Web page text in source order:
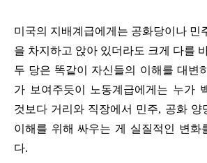
미국의 지배계급에게는 공화당이나 민
을 차지하고 앉아 있더라도 크게 다를
두 당은 똑같이 자신들의 이해를 대변
가 보여주듯이 노동계급에게는 누가
것보다 거리와 직장에서 민주, 공화 양
이해를 위해 싸우는 게 실질적인 변화
다.